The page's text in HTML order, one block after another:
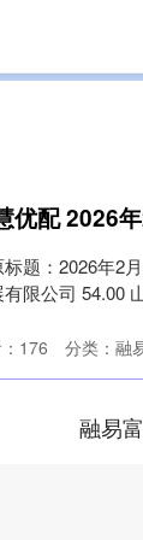
标题：2026年2
有限公司 54.00
176 分类： 融
融易